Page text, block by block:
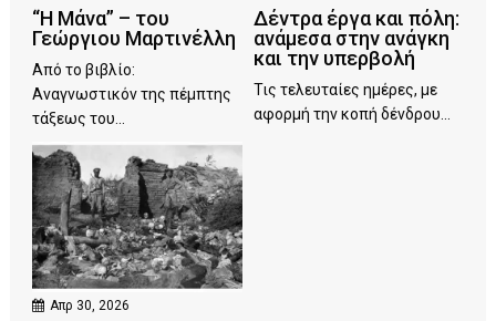
“Η Μάνα” – του
Γεώργιου Μαρτινέλλη
Από το βιβλίο:
Αναγνωστικόν της πέμπτης
τάξεως του...
Δέντρα έργα και πόλη:
ανάμεσα στην ανάγκη
και την υπερβολή
Τις τελευταίες ημέρες, με
αφορμή την κοπή δένδρου...
Απρ 30, 2026